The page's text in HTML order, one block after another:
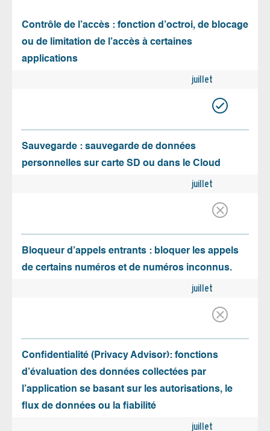
Contrôle de l’accès : fonction d’octroi, de blocage
ou de limitation de l’accès à certaines
applications
juillet
Sauvegarde : sauvegarde de données
personnelles sur carte SD ou dans le Cloud
juillet
Bloqueur d’appels entrants : bloquer les appels
de certains numéros et de numéros inconnus.
juillet
Confidentialité (Privacy Advisor): fonctions
d’évaluation des données collectées par
l’application se basant sur les autorisations, le
flux de données ou la fiabilité
juillet